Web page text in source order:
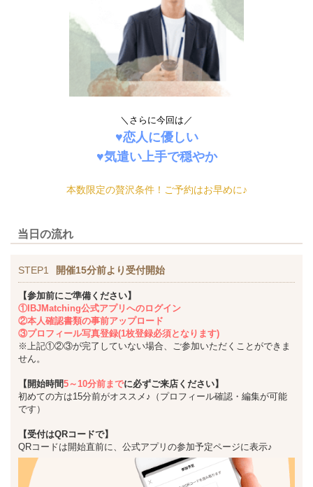
＼さらに今回は／
♥恋人に優しい
♥気遣い上手で穏やか
本数限定の贅沢条件！ご予約はお早めに♪
当日の流れ
STEP1 開催15分前より受付開始
【参加前にご準備ください】
①IBJMatching公式アプリへのログイン
②本人確認書類の事前アップロード
③プロフィール写真登録(1枚登録必須となります)
※上記①②③が完了していない場合、ご参加いただくことができま
せん。
【開始時間5～10分前までに必ずご来店ください】
初めての方は15分前がオススメ♪（プロフィール確認・編集が可能
です）
【受付はQRコードで】
QRコードは開始直前に、公式アプリの参加予定ページに表示♪